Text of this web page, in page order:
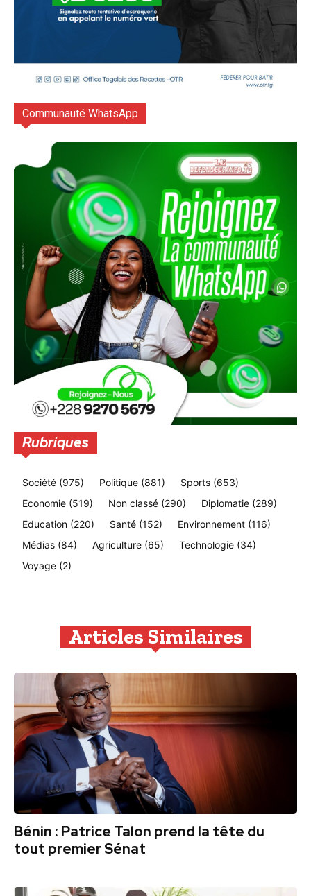
Communauté WhatsApp
Rubriques
Société (975) Politique (881) Sports (653)
Economie (519) Non classé (290) Diplomatie (289)
Education (220) Santé (152) Environnement (116)
Médias (84) Agriculture (65) Technologie (34)
Voyage (2)
Articles Similaires
Bénin : Patrice Talon prend la tête du
tout premier Sénat